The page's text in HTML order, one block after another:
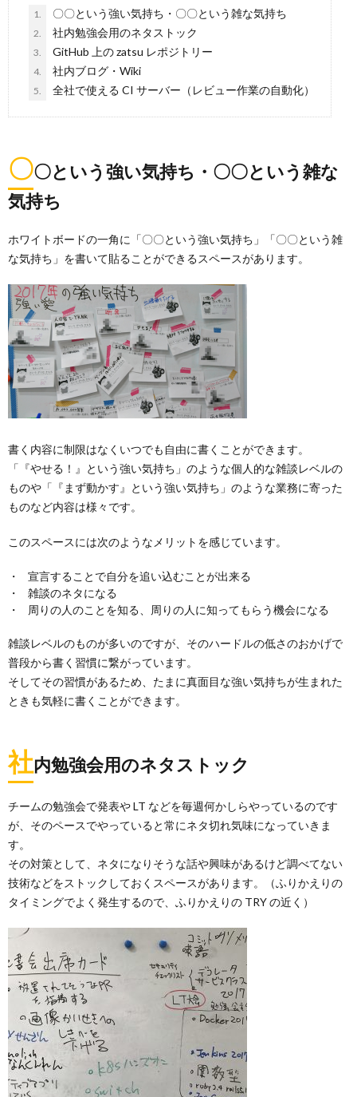
1. 〇〇という強い気持ち・〇〇という雑な気持ち
2. 社内勉強会用のネタストック
3. GitHub 上の zatsu レポジトリー
4. 社内ブログ・Wiki
5. 全社で使える CI サーバー（レビュー作業の自動化）
〇〇という強い気持ち・〇〇という雑な
気持ち
ホワイトボードの一角に「〇〇という強い気持ち」「〇〇という雑
な気持ち」を書いて貼ることができるスペースがあります。
書く内容に制限はなくいつでも自由に書くことができます。
「『やせる！』という強い気持ち」のような個人的な雑談レベルの
ものや「『まず動かす』という強い気持ち」のような業務に寄った
ものなど内容は様々です。
このスペースには次のようなメリットを感じています。
宣言することで自分を追い込むことが出来る
雑談のネタになる
周りの人のことを知る、周りの人に知ってもらう機会になる
雑談レベルのものが多いのですが、そのハードルの低さのおかげで
普段から書く習慣に繋がっています。
そしてその習慣があるため、たまに真面目な強い気持ちが生まれた
ときも気軽に書くことができます。
社内勉強会用のネタストック
チームの勉強会で発表や LT などを毎週何かしらやっているのです
が、そのペースでやっていると常にネタ切れ気味になっていきま
す。
その対策として、ネタになりそうな話や興味があるけど調べてない
技術などをストックしておくスペースがあります。（ふりかえりの
タイミングでよく発生するので、ふりかえりの TRY の近く）